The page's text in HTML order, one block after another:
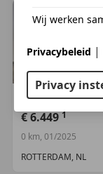
stuur ons uw
kunnen
over de
Meer
www.joppen.nl
garantie en
Royal Enfield
€ 6.449 1
0 km, 01/2025
ROTTERDAM, NL
Wij werken
Privacybeleid |
Privacy